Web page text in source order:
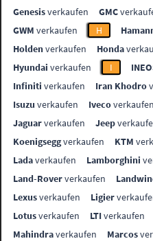
Genesisverkaufen GMC
GWM verkaufen H
Holdenverkaufen Honda
Hyundai verkaufen I
Infiniti verkaufen Iran Khodro
Isuzu verkaufen Ivecoverkaufen
Jaguarverkaufen Jeep
Koenigseggverkaufen KTM
Ladaverkaufen Lamborghini
Land-Roververkaufen
Lexusverkaufen Ligier
Lotusverkaufen LTIverkaufen
Mahindraverkaufen Marcos